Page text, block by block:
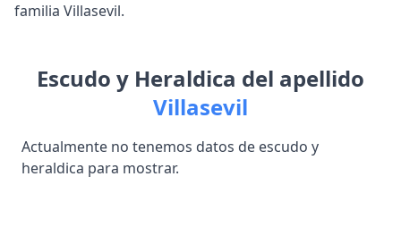
familia Villasevil.
Escudo y Heraldica del apellido
Villasevil
Actualmente no tenemos datos de escudo y
heraldica para mostrar.